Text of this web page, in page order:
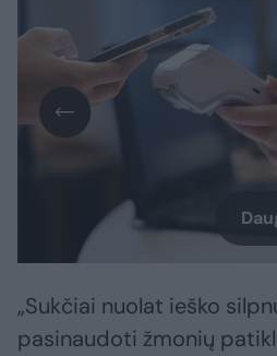
„Sukčiai nuolat ieško
pasinaudoti žmonių